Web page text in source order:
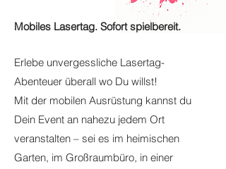
Mobiles Lasertag. Sofort spielbereit.
Erlebe unvergessliche Lasertag-
Abenteuer überall wo Du willst!
Mit der mobilen Ausrüstung kannst du
Dein Event an nahezu jedem Ort
veranstalten – sei es im heimischen
Garten, im Großraumbüro, in einer